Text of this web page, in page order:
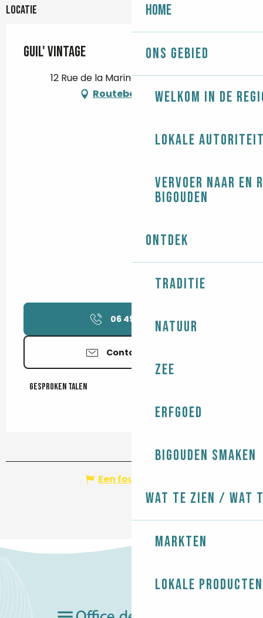
Home
Ons gebied
Welkom in de
Lokale
Vervoer naar en
Bigouden
Ontdek
Traditie
Natuur
Zee
Erfgoed
Bigouden smaken
Wat te zien / Wat
Markten
Lokale producten
Locatie
Guil' Vintage
12 Rue de la Marine, 29730 Guilvinec
Routebeschrijving
06 49 27 72 ▒▒
Contacteer ons
Gesproken talen
Gesproken talen
Een fout melden